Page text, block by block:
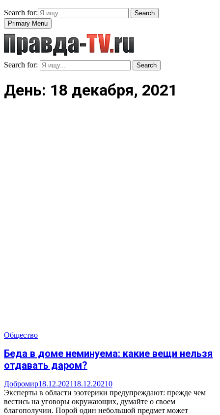
Search for:
Search
Primary Menu
Search for: Search
День: 18 декабря, 2021
Общество
Беда в доме неминуема: какие вещи нельзя
отдавать даром?
Добромир18.12.202118.12.20210
Эксперты в области эзотерики предупреждают: прежде чем
вестись на уговоры окружающих, думайте о своем
благополучии. Порой один небольшой предмет может